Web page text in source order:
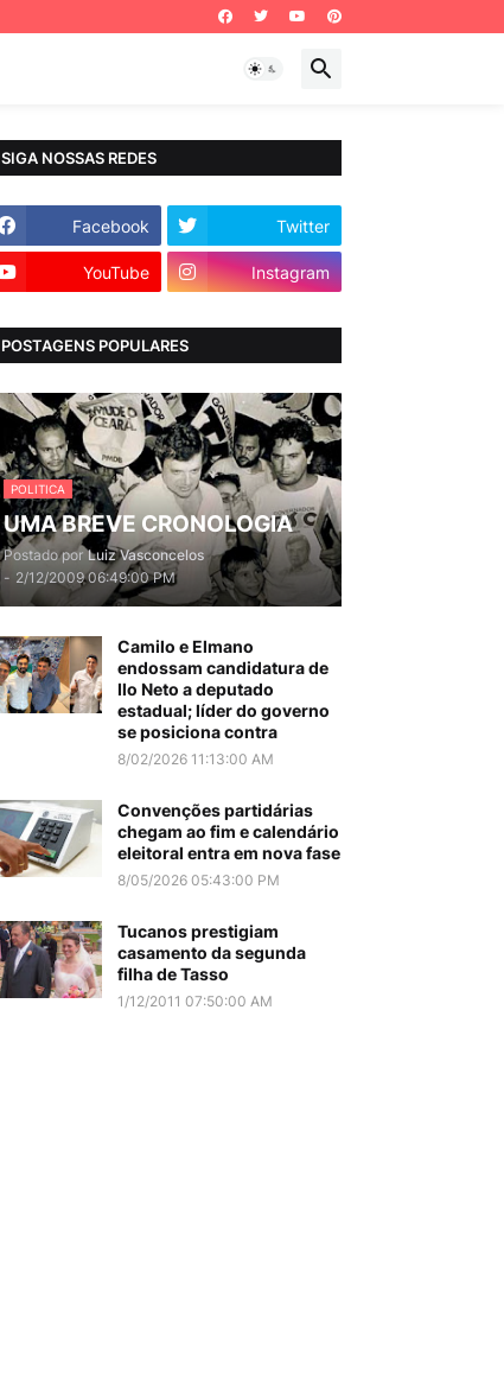
SIGA NOSSAS REDES
Facebook Twitter
YouTube Instagram
POSTAGENS POPULARES
POLITICA
UMA BREVE CRONOLOGIA
Postado por Luiz Vasconcelos
- 2/12/2009 06:49:00 PM
Camilo e Elmano
endossam candidatura de
Ilo Neto a deputado
estadual; líder do governo
se posiciona contra
8/02/2026 11:13:00 AM
Convenções partidárias
chegam ao fim e calendário
eleitoral entra em nova fase
8/05/2026 05:43:00 PM
Tucanos prestigiam
casamento da segunda
filha de Tasso
1/12/2011 07:50:00 AM